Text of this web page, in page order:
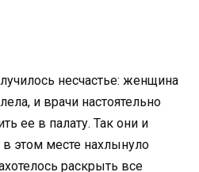
несчастье: женщина
и врачи настоятельно
ее в палату. Так они и
этом месте нахлынуло
раскрыть все